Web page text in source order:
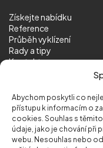
Abychom poskytli co
přístupu k informacím o
cookies. Souhlas s
údaje, jako je chování při
webu. Nesouhlas nebo
Získejte nabídku
Reference
Průběh vyklízení
Rady a tipy
Kontakt
© 2026